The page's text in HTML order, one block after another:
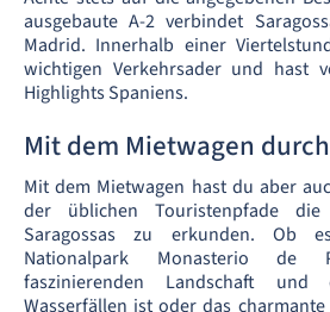
ausgebaute A-2 verbindet
Madrid. Innerhalb einer
wichtigen Verkehrsader und hast
Highlights Spaniens.
Mit dem Mietwagen
Mit dem Mietwagen hast du aber
der üblichen Touristenpfade die
Saragossas zu erkunden. Ob
Nationalpark Monasterio
faszinierenden Landschaft und
Wasserfällen ist oder das